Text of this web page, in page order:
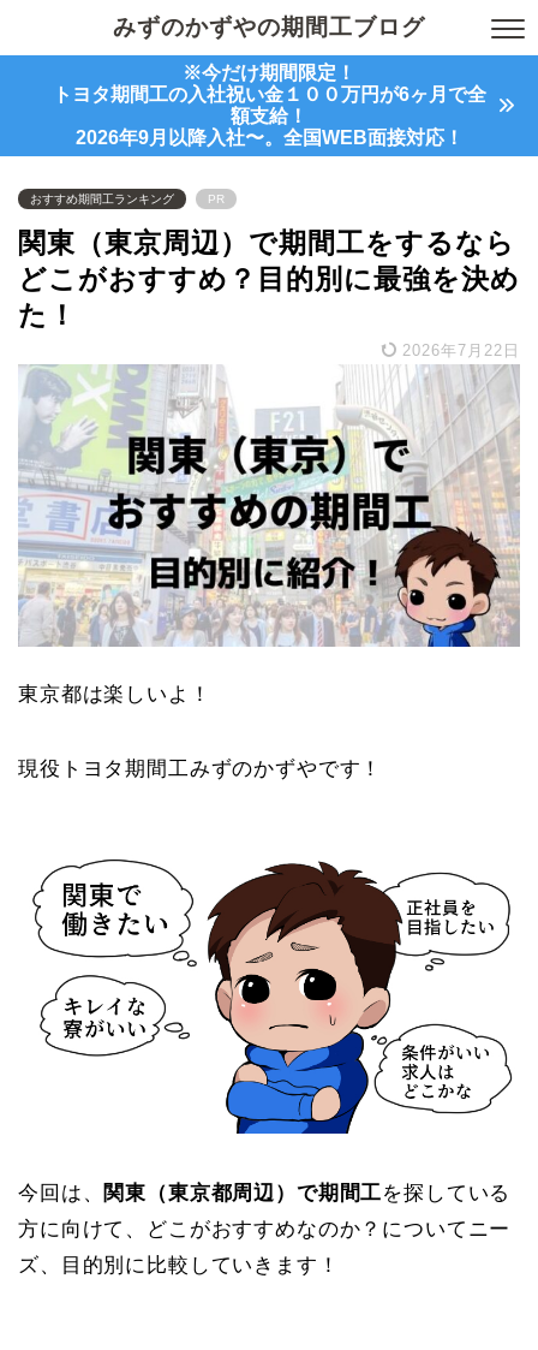
みずのかずやの期間工ブログ
※今だけ期間限定！
トヨタ期間工の入社祝い金１００万円が6ヶ月で全
額支給！
2026年9月以降入社〜。全国WEB面接対応！
おすすめ期間工ランキング PR
関東（東京周辺）で期間工をするなら
どこがおすすめ？目的別に最強を決め
た！
2026年7月22日
東京都は楽しいよ！
現役トヨタ期間工みずのかずやです！
今回は、 関東（東京都周辺）で期間工を探している
方に向けて、どこがおすすめなのか？についてニー
ズ、目的別に比較していきます！